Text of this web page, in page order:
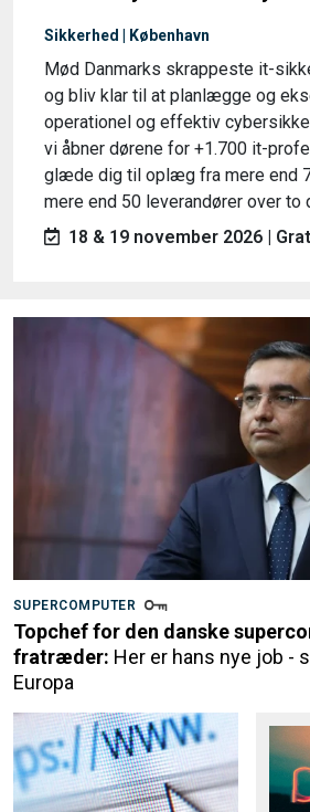
Sikkerhed | København
Mød Danmarks skrappeste it-
og bliv klar til at planlægge og
operationel og effektiv
vi åbner dørene for +1.700 it-
glæde dig til oplæg fra mere end
mere end 50 leverandører over to
18 & 19 november 2026 |
SUPERCOMPUTER
Topchef for den danske
fratræder: Her er hans nye job -
Europa